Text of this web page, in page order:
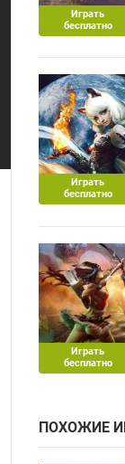
Играть
бесплатно
Играть
бесплатно
Играть
бесплатно
ПОХОЖИЕ